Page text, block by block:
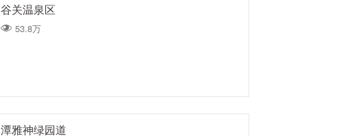
谷关温泉区
53.8万
潭雅神绿园道